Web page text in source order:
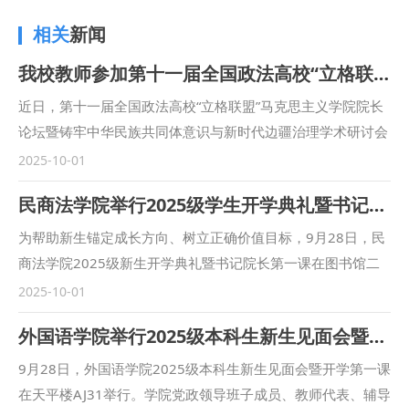
相关新闻
我校教师参加第十一届全国政法高校“立格联盟”马克思主义学院院长论坛暨铸牢中华民族共同体意识与新时代边疆治理学术研讨会
近日，第十一届全国政法高校“立格联盟”马克思主义学院院长
论坛暨铸牢中华民族共同体意识与新时代边疆治理学术研讨会
在新疆政法学院举行。我校马克思主义学院副院长鲁洋、院长
助理赵琳、闫欢应邀参会。 在论坛主旨发言环节，鲁洋作题
为“‘四个与共’与铸牢中华民族共同体意识”的发言。在平行论坛
发言环节，赵琳作题为“一核两融·三维协同：西北政法大学思
政课教学高质量发展的实践探索”的发言。鲁洋还参加了“立格
联盟”高校院长与组团式对口援助新疆政法学院马克思主义学
院院长联席会议。 本次立格联盟院长论坛的举办恰逢庆祝新
疆维吾尔自治区成立70周年之际，论坛紧紧聚焦铸牢中华民族
共同体意识和新时代边疆治理，是高校人文社会科学研究围绕
党在新时代中心工作的体现，为进一步贯彻落实新时代治疆方
2025-10-01
民商法学院举行2025级学生开学典礼暨书记院长第一课
为帮助新生锚定成长方向、树立正确价值目标，9月28日，民
商法学院2025级新生开学典礼暨书记院长第一课在图书馆二
楼满天星报告厅举行。民商法学院党委书记朱茂、院长程淑娟
等党政领导、行政干部、辅导员及2025级全体本科生、二学
位学生参加活动，活动由学院副院长凤建军主持。 在庄严肃
穆的国歌声中，本次典礼正式拉开了序幕。 朱茂为2025级全
体新生讲授了“书记第一课”。他表示，学校红色基因浓厚，法
2025-10-01
外国语学院举行2025级本科生新生见面会暨开学第一课
9月28日，外国语学院2025级本科生新生见面会暨开学第一课
在天平楼AJ31举行。学院党政领导班子成员、教师代表、辅导